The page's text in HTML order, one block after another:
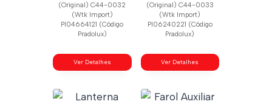
(Original) C44-0032
(Wtk Import)
Pl04664121 (Código
Pradolux)
Ver Detalhes
(Original) C44-0033
(Wtk Import)
Pl06240221 (Código
Pradolux)
Ver Detalhes